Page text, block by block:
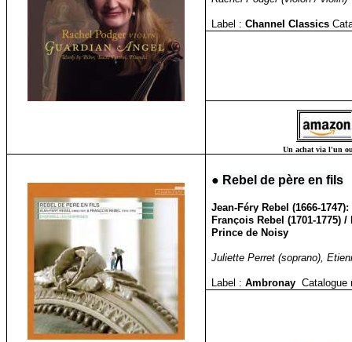
Label : Channel Classics
Un achat via l'un
● Rebel de père en fils
Jean-Féry Rebel (1666-
François Rebel (1701-1775)
Prince de Noisy
Juliette Perret (soprano),
Label : AmbronayCatalogue